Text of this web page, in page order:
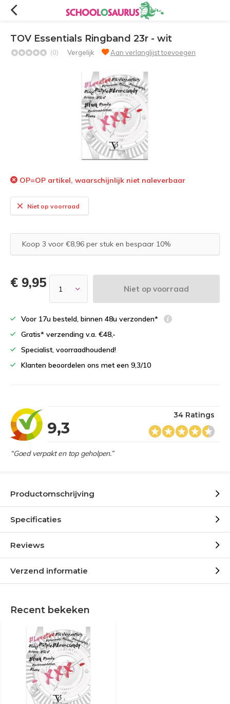
TOV Essentials Ringband 23r - wit
(0) Vergelijk Aan verlanglijst toevoegen
OP=OP artikel, waarschijnlijk niet naleverbaar
Niet op voorraad
Koop 3 voor €8,96 per stuk en bespaar 10%
€ 9,95 Niet op voorraad
Voor 17u besteld, binnen 48u verzonden*
Gratis* verzending v.a. €48,-
Specialist, voorraadhoudend!
Klanten beoordelen ons met een 9,3/10
9,3
34 Ratings
“Goed verpakt en top geholpen.”
Productomschrijving
Specificaties
Reviews
Verzend informatie
Recent bekeken